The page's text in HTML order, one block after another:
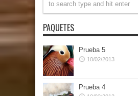
PAQUETES
Prueba 5
10/02/2013
Prueba 4